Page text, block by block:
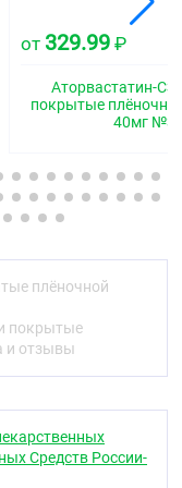
КоА-
З-
—
холестерин.
средство.
смешанной
;холестерина
низ кой
от 329.99 ₽
Аторвастатин-СЗ
покрытые
40мг
плёночной
покрытые
и отзывы
Средств России-